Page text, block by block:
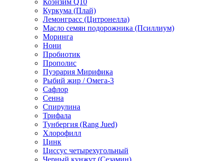
Коэнзим Q10
Куркума (Плай)
Лемонграсс (Цитронелла)
Масло семян подорожника (Псиллиум)
Моринга
Нони
Пробиотик
Прополис
Пуэрария Мирифика
Рыбий жир / Омега-3
Сафлор
Сенна
Спирулина
Трифала
Тунбергия (Rang Jued)
Хлорофилл
Цинк
Циссус четырехугольный
Черный кунжут (Сезамин)